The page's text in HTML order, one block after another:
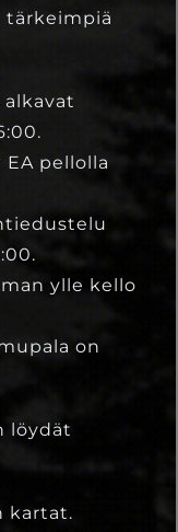
tärkeimpiä
pellolla
ylle kello
on
löydät
kartat.